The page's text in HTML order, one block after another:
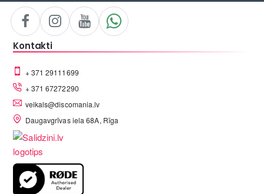
Kontakti
+ 371 29111699
+ 371 67272290
veikals@discomania.lv
Daugavgrīvas iela 68A, Rīga